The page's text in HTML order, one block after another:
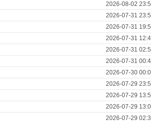
2026-08-02
2026-07-31
2026-07-31
2026-07-31
2026-07-31
2026-07-31
2026-07-30
2026-07-29
2026-07-29
2026-07-29
2026-07-29